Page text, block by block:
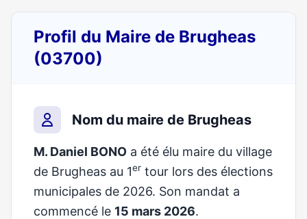
Profil du Maire de Brugheas
(03700)
Nom du maire de Brugheas
M. Daniel BONO a été élu maire du village
de Brugheas au 1er tour lors des élections
municipales de 2026. Son mandat a
commencé le 15 mars 2026.